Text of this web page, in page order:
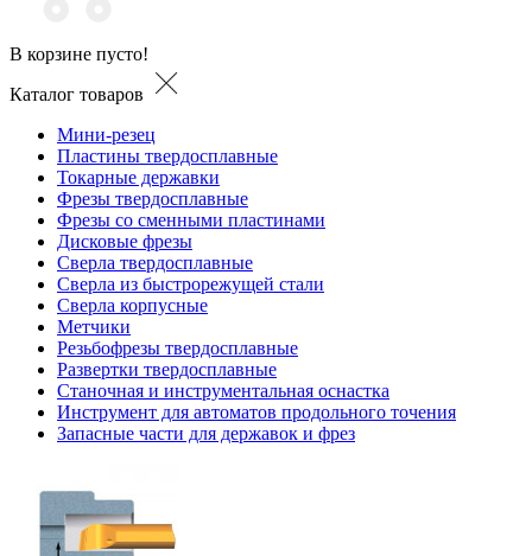
В корзине пусто!
Каталог товаров
Мини-резец
Пластины твердосплавные
Токарные державки
Фрезы твердосплавные
Фрезы со сменными пластинами
Дисковые фрезы
Сверла твердосплавные
Сверла из быстрорежущей стали
Сверла корпусные
Метчики
Резьбофрезы твердосплавные
Развертки твердосплавные
Станочная и инструментальная оснастка
Инструмент для автоматов продольного точения
Запасные части для державок и фрез